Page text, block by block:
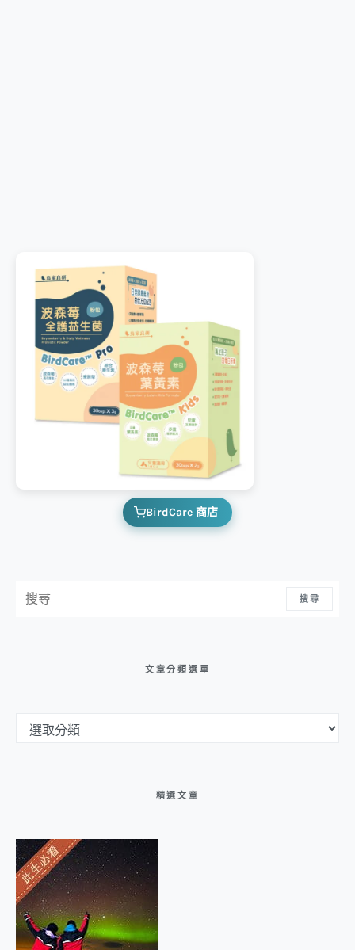
BirdCare 商店
搜尋
文章分類選單
精選文章